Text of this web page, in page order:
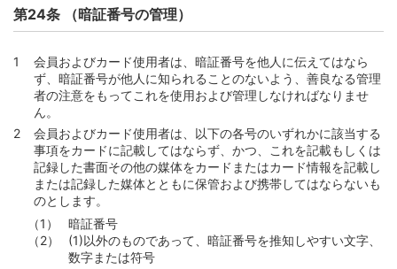
第24条 （暗証番号の管理）
会員およびカード使用者は、暗証番号を他人に伝えてはなら
ず、暗証番号が他人に知られることのないよう、善良なる管理
者の注意をもってこれを使用および管理しなければなりませ
ん。
会員およびカード使用者は、以下の各号のいずれかに該当する
事項をカードに記載してはならず、かつ、これを記載もしくは
記録した書面その他の媒体をカードまたはカード情報を記載し
または記録した媒体とともに保管および携帯してはならないも
のとします。
暗証番号
(1)以外のものであって、暗証番号を推知しやすい文字、
数字または符号